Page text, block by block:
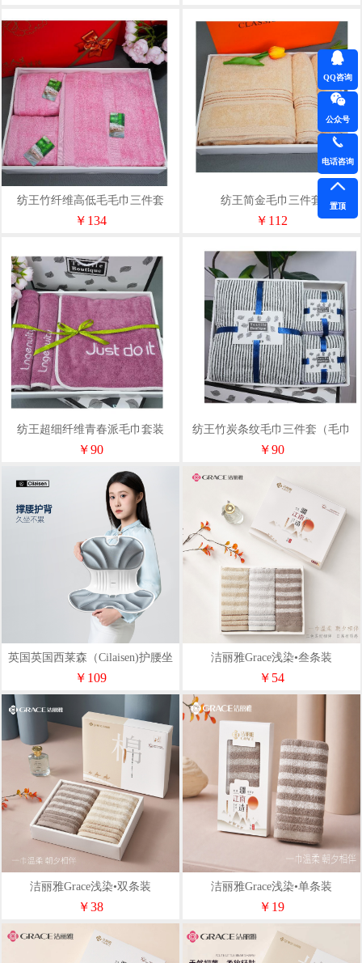
纺王竹纤维高低毛毛巾三件套
￥134
纺王简金毛巾三件套
￥112
纺王超细纤维青春派毛巾套装
￥90
纺王竹炭条纹毛巾三件套（毛巾
*2+浴巾*1）
￥90
英国英国西莱森（Cilaisen)护腰坐
垫CP-WP2
￥109
洁丽雅Grace浅染•叁条装
￥54
洁丽雅Grace浅染•双条装
￥38
洁丽雅Grace浅染•单条装
￥19
QQ咨询
公众号
电话咨询
置顶